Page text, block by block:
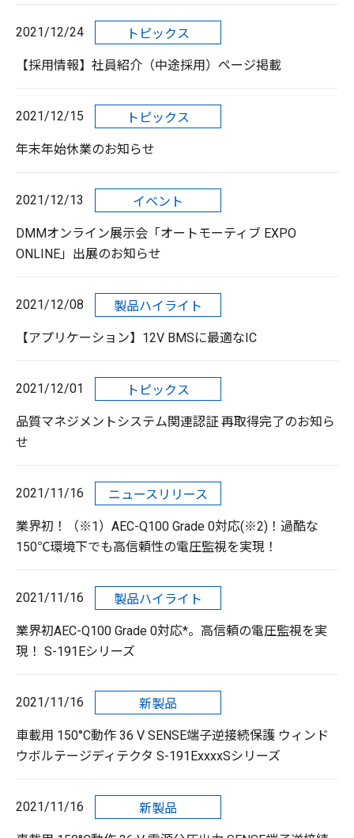
2021/12/24 トピックス
【採用情報】社員紹介（中途採用）ページ掲載
2021/12/15 トピックス
年末年始休業のお知らせ
2021/12/13 イベント
DMMオンライン展示会「オートモーティブ EXPO
ONLINE」出展のお知らせ
2021/12/08 製品ハイライト
【アプリケーション】12V BMSに最適なIC
2021/12/01 トピックス
品質マネジメントシステム関連認証 再取得完了のお知ら
せ
2021/11/16 ニュースリリース
業界初！（※1）AEC-Q100 Grade 0対応(※2)！過酷な
150℃環境下でも高信頼性の電圧監視を実現！
2021/11/16 製品ハイライト
業界初AEC-Q100 Grade 0対応*。高信頼の電圧監視を実
現！ S-191Eシリーズ
2021/11/16 新製品
車載用 150°C動作 36 V SENSE端子逆接続保護 ウィンド
ウボルテージディテクタ S-191ExxxxSシリーズ
2021/11/16 新製品